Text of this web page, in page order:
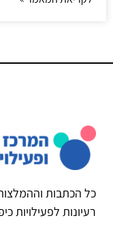
כל הכתבות
רעיונות לפעילויות